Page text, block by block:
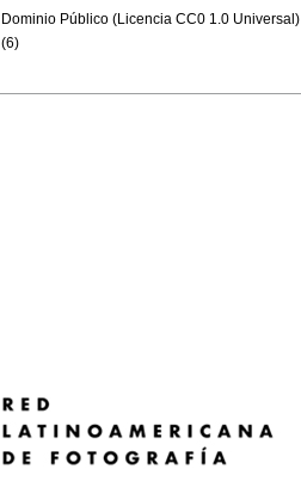
Dominio Público (Licencia CC0 1.0 Universal)
(6)